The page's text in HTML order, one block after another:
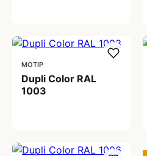
MOTIP
Dupli Color RAL
1003